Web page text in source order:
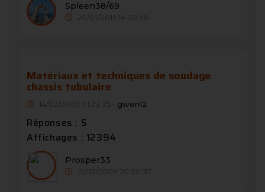
Spleen38/69
20/07/2015 14:30:56
Matériaux et techniques de soudage
chassis tubulaire
14/02/2009 01:23:35 - gwen12
Réponses : 5
Affichages : 12394
Prosper33
15/02/2009 20:30:37